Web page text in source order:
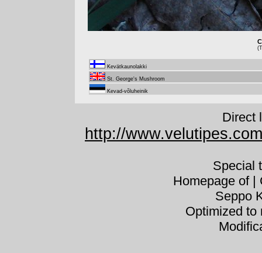
Kevätkaunolakki
St. George's Mushroom
Kevad-võluheinik
Direct
http://
Special
Homepage of |
Seppo
Optimized to